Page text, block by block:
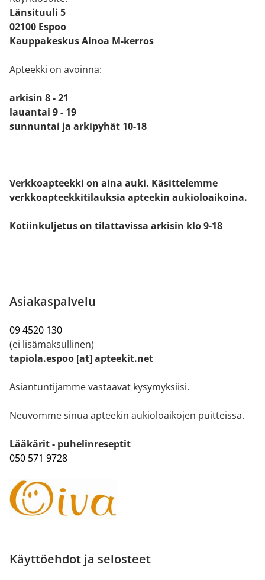
Länsituuli 5
02100 Espoo
Kauppakeskus Ainoa M-kerros
Apteekki on avoinna:
arkisin 8 - 21
lauantai 9 - 19
sunnuntai ja arkipyhät 10-18
Verkkoapteekki on aina auki. Käsittelemme
verkkoapteekkitilauksia apteekin aukioloaikoina.
Kotiinkuljetus on tilattavissa arkisin klo 9-18
Asiakaspalvelu
09 4520 130
(ei lisämaksullinen)
tapiola.espoo [at] apteekit.net
Asiantuntijamme vastaavat kysymyksiisi.
Neuvomme sinua apteekin aukioloaikojen puitteissa.
Lääkärit - puhelinreseptit
050 571 9728
Käyttöehdot ja selosteet